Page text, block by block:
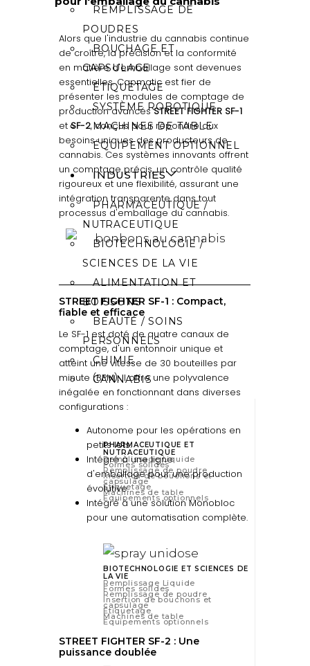
REMPLISSAGE DE
POUDRES
BOUCHAGE ET
CAPSULAGE
ÉTIQUETAGE
SYSTÈME ROBOTIQUE
MACHINES DE TABLE
ÉQUIPEMENT OPTIONNEL
INDUSTRIES
PHARMACEUTIQUE /
NUTRACEUTIQUE
BIOTECHNOLOGIE /
SCIENCES DE LA VIE
ALIMENTATION ET
BOISSONS
BEAUTÉ / SOINS
PERSONNELS
CHIMIE
CANNABIS
PHARMACEUTIQUE ET
NUTRACEUTIQUE
Remplissage Liquide
Formes solides
Remplissage de poudre
Insertion de bouchons et
capsulage
Étiquetage
Machines de table
Équipements optionnels
BIOTECHNOLOGIE ET SCIENCES DE
LA VIE
Remplissage Liquide
Formes solides
Remplissage de poudre
Insertion de bouchons et
capsulage
Étiquetage
Machines de table
Équipements optionnels
Alors que l'industrie du cannabis continue
de croître, la précision et la conformité
en matière d'emballage sont devenues
essentielles. Capmatic est fier de
présenter les modules de comptage de
production avancésSTREET FIGHTER SF-1
etSF-2, conçus pour répondre aux
besoins uniques des producteurs de
cannabis. Ces systèmes innovants offrent
un comptage précis, un contrôle qualité
rigoureux et une flexibilité, assurant une
intégration transparente dans tout
processus d'emballage du cannabis.
STREET FIGHTER SF-1 : Compact,
fiable et efficace
Le SF-1 est doté de quatre canaux de
comptage, d'un entonnoir unique et
atteint une vitesse de 30 bouteilles par
minute (BPM). Il offre une polyvalence
inégalée en fonctionnant dans diverses
configurations :
Autonome pour les opérations en
petits lots.
Intégré à une ligne
d'emballage pour une production
évolutive.
Intégré à une solution Monobloc
pour une automatisation complète.
STREET FIGHTER SF-2 : Une
puissance doublée